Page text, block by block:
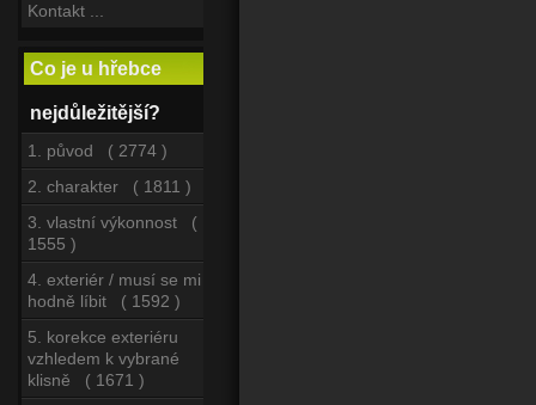
Kontakt ...
Co je u hřebce
nejdůležitější?
1. původ ( 2774 )
2. charakter ( 1811 )
3. vlastní výkonnost (
1555 )
4. exteriér / musí se mi
hodně líbit ( 1592 )
5. korekce exteriéru
vzhledem k vybrané
klisně ( 1671 )